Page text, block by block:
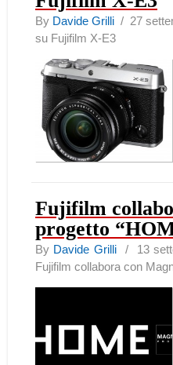
By Davide Grilli / 27
su Fujifilm X-E3
Fujifilm
progetto
By Davide Grilli/ 13
Fujifilm collabora con